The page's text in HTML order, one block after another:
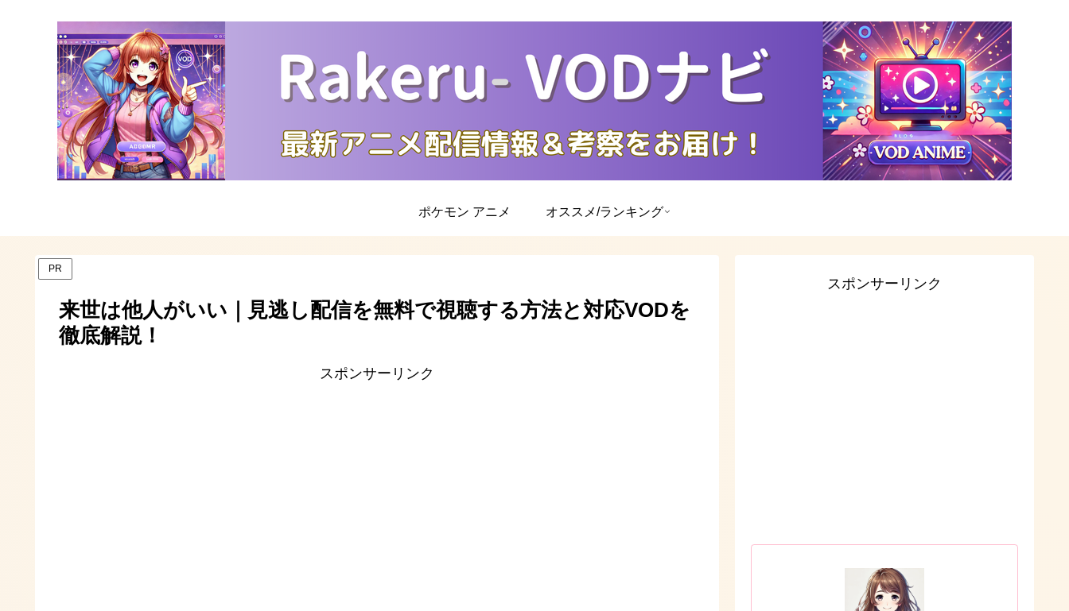
ポケモン アニメ オススメ/ランキング
PR
来世は他人がいい｜見逃し配信を無料で視聴する方法と対応VODを
徹底解説！
スポンサーリンク
スポンサーリンク